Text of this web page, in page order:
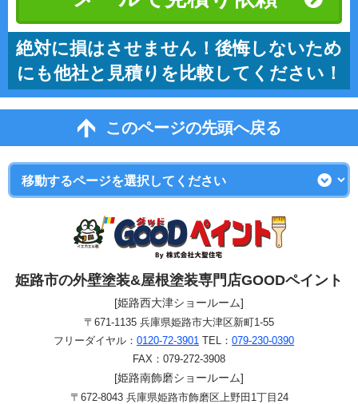
絶対に損はさせません！後悔しないため
にも他社と見積りを比較してください！
このページの先頭へ戻る
姫路市の外壁塗装&屋根塗装専門店GOODペイント
[姫路西大津ショールーム]
〒671-1135 兵庫県姫路市大津区新町1-55
フリーダイヤル： 0120-72-3901 TEL： 079-230-0390
FAX：079-272-3908
[姫路南飾磨ショールーム]
〒672-8043 兵庫県姫路市飾磨区上野田1丁目24